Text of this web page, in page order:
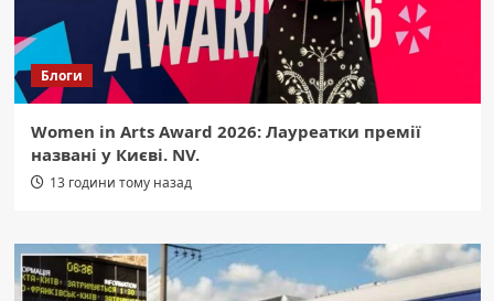
Блоги
Women in Arts Award 2026: Лауреатки премії
названі у Києві. NV.
13 години тому назад